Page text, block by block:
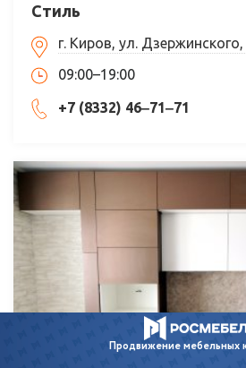
Стиль
г. Киров, ул.
09:00–19:00
+7 (8332) 46‒71‒71
Продвижениемебельных